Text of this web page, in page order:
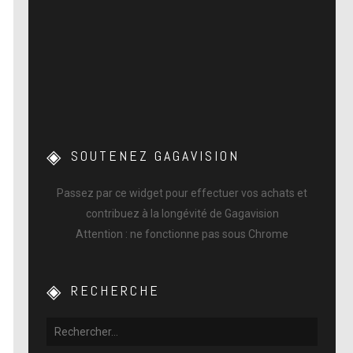
SOUTENEZ GAGAVISION
Passez par ce widget pour effectuer vos achats et
contribuez à la longévité de Gagavision
Attention : ne fonctionne pas sous Chrome
RECHERCHE